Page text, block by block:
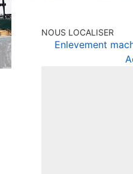
NOUS LOCALISER
Enlevement